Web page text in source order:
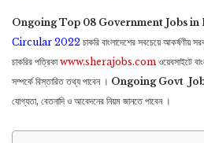
Ongoing Top 08 Government Jobs in
Circular 2022 চাকরি বাংলাদেশের সবচেয়ে আকর্ষণীয়
চাকরির পত্রিকাwww.sherajobs.com ওয়েবসাইটে
সম্পর্কে বিস্তারিত তথ্য পাবেন । Ongoing Govt
যোগ্যতা, বেতনাদি ও আবেদনের নিয়ম জানতে পাবেন ।